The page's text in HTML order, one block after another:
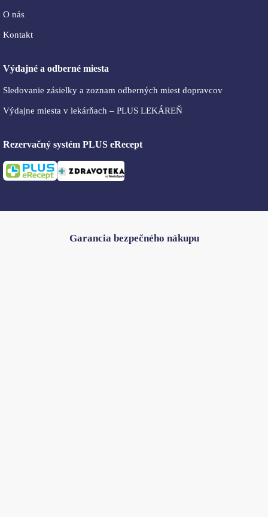
O nás
Kontakt
Výdajné a odberné miesta
Sledovanie zásielky a zoznam odberných miest dopravcov
Výdajne miesta v lekárňach – PLUS LEKÁREŇ
Rezervačný systém PLUS eRecept
Garancia bezpečného nákupu